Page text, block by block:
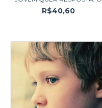
R$40,60